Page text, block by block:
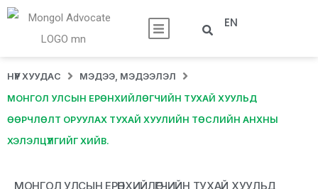
EN
НҮҮР ХУУДАС МЭДЭЭ, МЭДЭЭЛЭЛ
МОНГОЛ УЛСЫН ЕРӨНХИЙЛӨГЧИЙН ТУХАЙ ХУУЛЬД
ӨӨРЧЛӨЛТ ОРУУЛАХ ТУХАЙ ХУУЛИЙН ТӨСЛИЙН АНХНЫ
ХЭЛЭЛЦҮҮЛГИЙГ ХИЙВ.
МОНГОЛ УЛСЫН ЕРӨНХИЙЛӨГЧИЙН ТУХАЙ ХУУЛЬД